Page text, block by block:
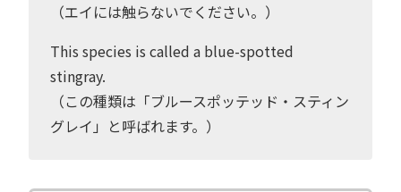
（エイには触らないでください。）
This species is called a blue-spotted
stingray.
（この種類は「ブルースポッテッド・スティン
グレイ」と呼ばれます。）